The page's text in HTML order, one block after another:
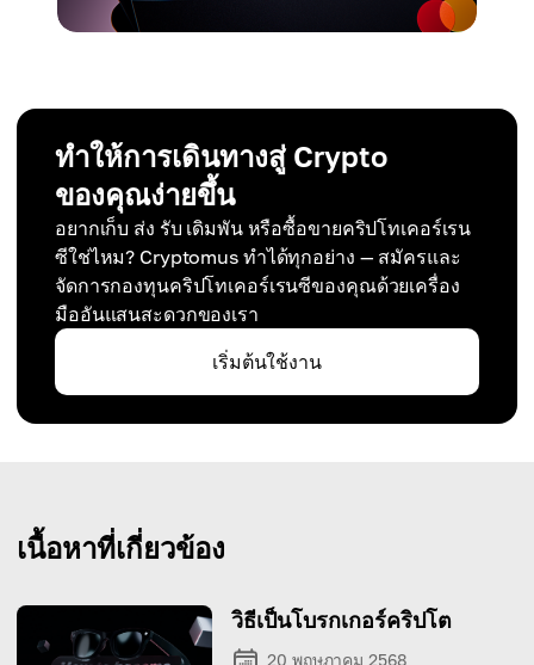
ทำให้การเดินทางสู่ Crypto
ของคุณง่ายขึ้น
อยากเก็บ ส่ง รับ เดิมพัน หรือซื้อขายคริปโทเคอร์เรน
ซีใช่ไหม? Cryptomus ทำได้ทุกอย่าง — สมัครและ
จัดการกองทุนคริปโทเคอร์เรนซีของคุณด้วยเครื่อง
มืออันแสนสะดวกของเรา
เริ่มต้นใช้งาน
เนื้อหาที่เกี่ยวข้อง
วิธีเป็นโบรกเกอร์คริปโต
20 พฤษภาคม 2568